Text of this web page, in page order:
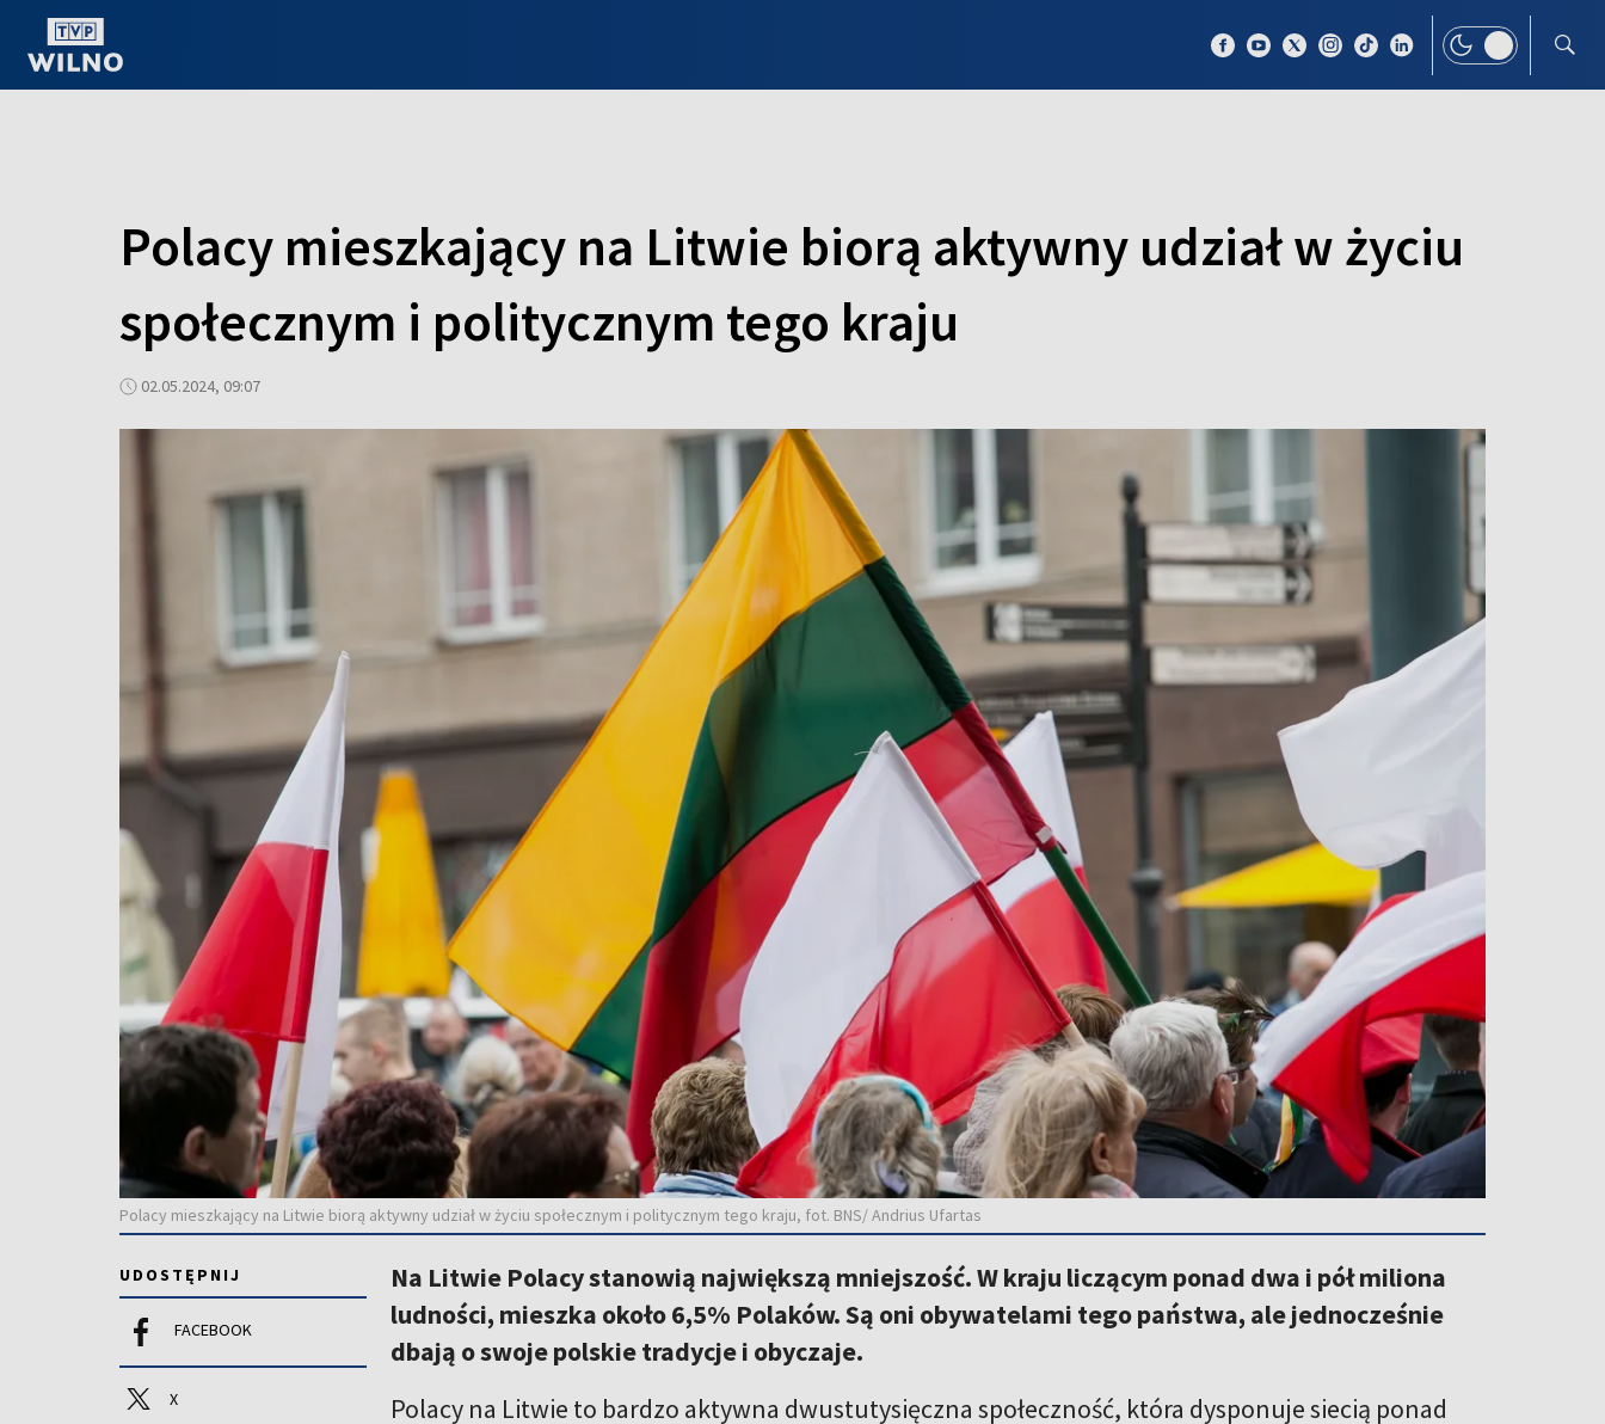
Polacy mieszkający na Litwie biorą aktywny udział w życiu
społecznym i politycznym tego kraju
02.05.2024, 09:07
Polacy mieszkający na Litwie biorą aktywny udział w życiu społecznym i politycznym tego kraju, fot. BNS/ Andrius Ufartas
UDOSTĘPNIJ
FACEBOOK
X
Na Litwie Polacy stanowią największą mniejszość. W kraju liczącym ponad dwa i pół miliona
ludności, mieszka około 6,5% Polaków. Są oni obywatelami tego państwa, ale jednocześnie
dbają o swoje polskie tradycje i obyczaje.
Polacy na Litwie to bardzo aktywna dwustutysięczna społeczność, która dysponuje siecią ponad